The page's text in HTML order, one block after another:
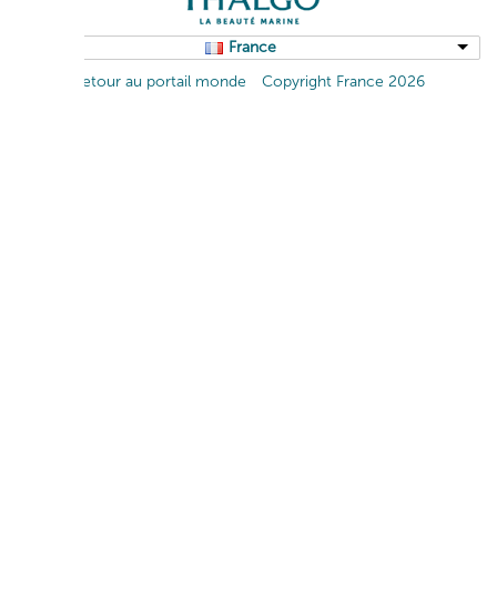
France
Retour au portail monde
Copyright France 2026